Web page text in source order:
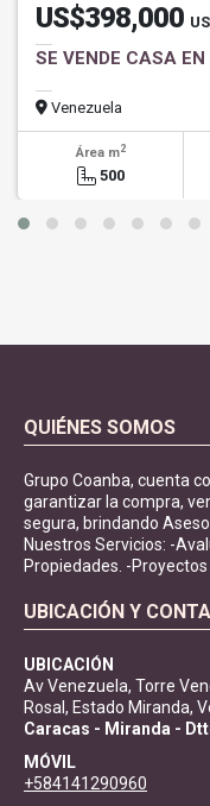
US$398,000
SE VENDE CASA
Venezuela
Área m2
500
QUIÉNES SOMOS
Grupo Coanba, cuenta
garantizar la compra,
segura, brindando
Nuestros Servicios: -
Propiedades. -
UBICACIÓN Y
UBICACIÓN
Av Venezuela, Torre
Rosal, Estado Miranda,
Caracas - Miranda -
MÓVIL
+584141290960